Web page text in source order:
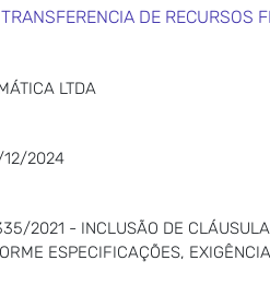
DE RECURSOS
LTDA
12/2024
2021 - INCLUSÃO DE
ESPECIFICAÇÕES,